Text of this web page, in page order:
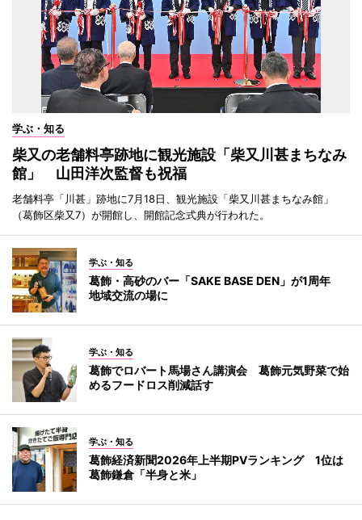
学ぶ・知る
柴又の老舗料亭跡地に観光施設「柴又川甚まちなみ
館」 山田洋次監督も祝福
老舗料亭「川甚」跡地に7月18日、観光施設「柴又川甚まちなみ館」
（葛飾区柴又7）が開館し、開館記念式典が行われた。
学ぶ・知る
葛飾・高砂のバー「SAKE BASE DEN」が1周年
地域交流の場に
学ぶ・知る
葛飾でロバート馬場さん講演会 葛飾元気野菜で始
めるフードロス削減話す
学ぶ・知る
葛飾経済新聞2026年上半期PVランキング 1位は
葛飾鎌倉「半身と米」